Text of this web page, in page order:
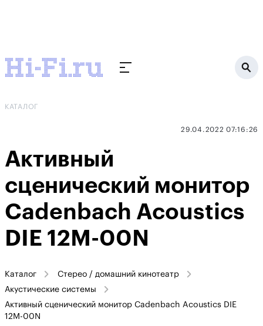
КАТАЛОГ
29.04.2022 07:16:26
Активный
сценический монитор
Cadenbach Acoustics
DIE 12M-00N
Каталог
Стерео / домашний кинотеатр
Акустические системы
Активный сценический монитор Cadenbach Acoustics DIE
12M-00N